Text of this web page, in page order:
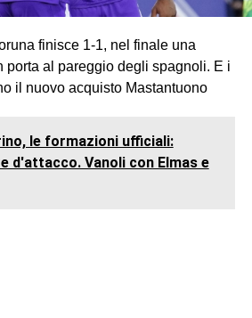
finisce 1-1, nel finale una
porta al pareggio degli spagnoli. E i
il nuovo acquisto Mastantuono
le formazioni ufficiali:
d'attacco. Vanoli con Elmas e